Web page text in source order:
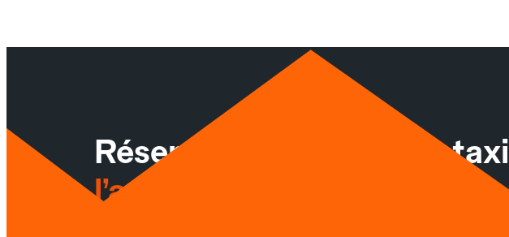
Réservez facilement un taxi
l’application Allocab